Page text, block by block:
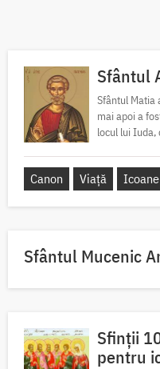
Sfântul
Sfântul Matia
mai apoi a
locul lui Iuda,
Canon Viață Icoane
Sfântul Mucenic
Sfinții
pentru